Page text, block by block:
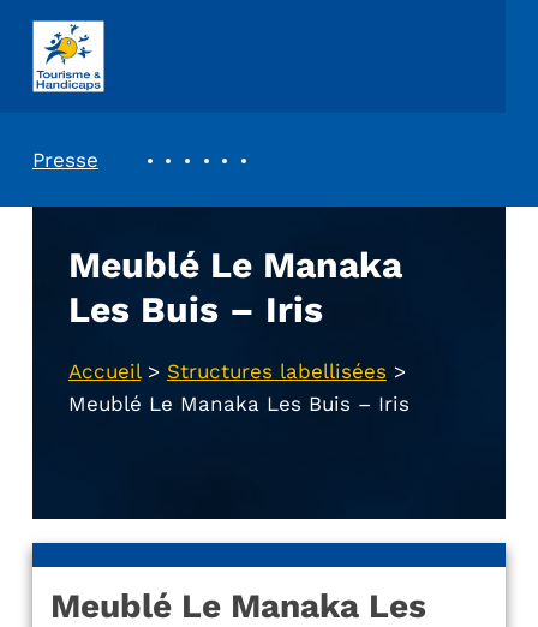
ASSOCIATION TOURISME ET HANDICAPS
Presse
Meublé Le Manaka
Les Buis – Iris
Accueil> Structures labellisées >
Meublé Le Manaka Les Buis – Iris
Meublé Le Manaka Les